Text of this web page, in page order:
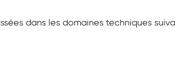
dans les domaines techniques